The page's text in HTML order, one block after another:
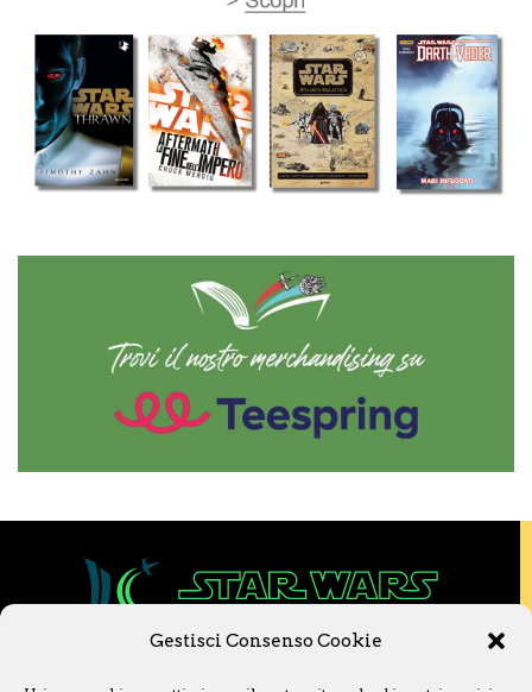
Gestisci Consenso Cookie